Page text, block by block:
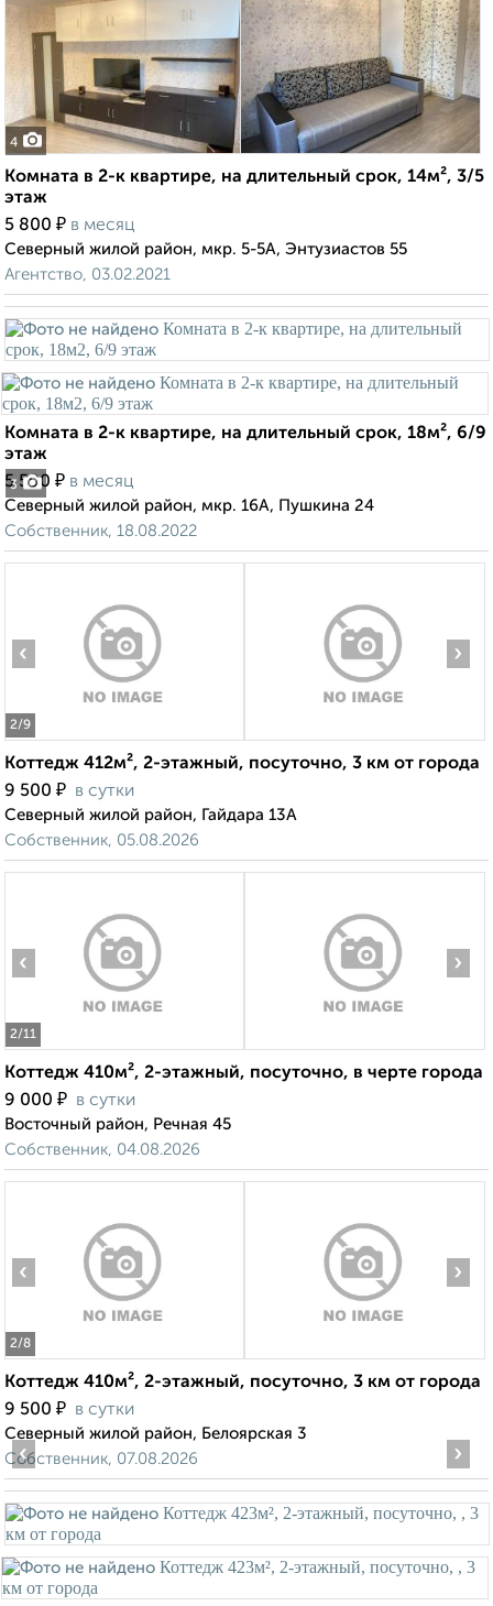
4
Комната в 2-к квартире, на длительный срок, 14м², 3/5
этаж
5 800 ₽ в месяц
Северный жилой район, мкр. 5-5А, Энтузиастов 55
Агентство, 03.02.2021
3
Комната в 2-к квартире, на длительный срок, 18м², 6/9
этаж
5 500 ₽ в месяц
Северный жилой район, мкр. 16А, Пушкина 24
Собственник, 18.08.2022
2/9
‹ ›
Коттедж 412м², 2-этажный, посуточно, 3 км от города
9 500 ₽ в сутки
Северный жилой район, Гайдара 13А
Собственник, 05.08.2026
2/11
‹ ›
Коттедж 410м², 2-этажный, посуточно, в черте города
9 000 ₽ в сутки
Восточный район, Речная 45
Собственник, 04.08.2026
2/8
‹ ›
Коттедж 410м², 2-этажный, посуточно, 3 км от города
9 500 ₽ в сутки
Северный жилой район, Белоярская 3
Собственник, 07.08.2026
‹ ›